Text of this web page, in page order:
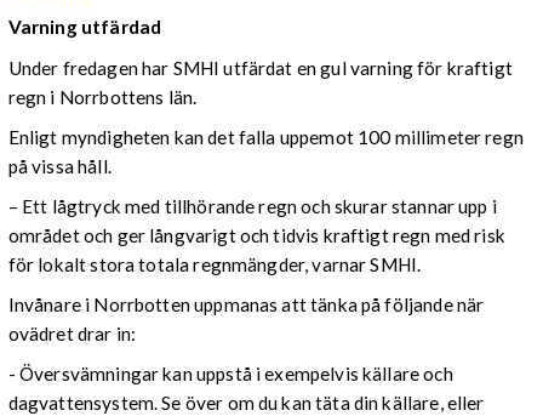
Varning utfärdad
Under fredagen har SMHI utfärdat en gul varning för kraftigt
regn i Norrbottens län.
Enligt myndigheten kan det falla uppemot 100 millimeter regn
på vissa håll.
– Ett lågtryck med tillhörande regn och skurar stannar upp i
området och ger långvarigt och tidvis kraftigt regn med risk
för lokalt stora totala regnmängder, varnar SMHI.
Invånare i Norrbotten uppmanas att tänka på följande när
ovädret drar in:
- Översvämningar kan uppstå i exempelvis källare och
dagvattensystem. Se över om du kan täta din källare, eller